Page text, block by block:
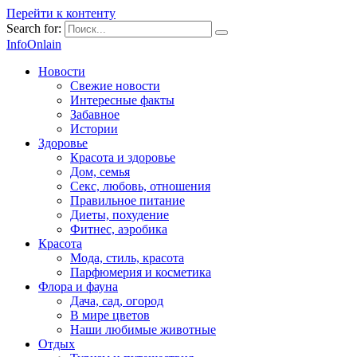
Перейти к контенту
Search for:
InfoOnlain
Новости
Свежие новости
Интересные факты
Забавное
Истории
Здоровье
Красота и здоровье
Дом, семья
Секс, любовь, отношения
Правильное питание
Диеты, похудение
Фитнес, аэробика
Красота
Мода, стиль, красота
Парфюмерия и косметика
Флора и фауна
Дача, сад, огород
В мире цветов
Наши любимые животные
Отдых